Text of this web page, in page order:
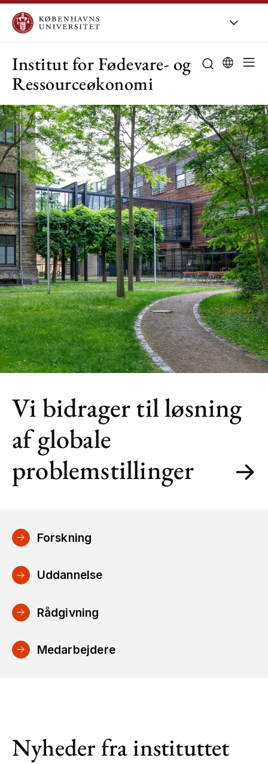
Institut for Fødevare- og
Ressourceøkonomi
Vi bidrager til løsning
af globale
problemstillinger
Forskning
Uddannelse
Rådgivning
Medarbejdere
Nyheder fra instituttet
Om KU